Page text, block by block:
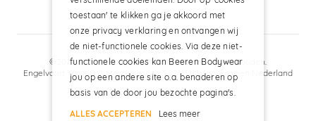
©2024 Beeren Bodywear® – alle rechten voorbehouden.
Engelvaart Tricot B.V. Mercuriusweg 3 2741TB Waddinxveen Nederland
toestaan' te klikken ga je akkoord met
onze privacy verklaring en ontvangen wij
de niet-functionele cookies. Via deze niet-
functionele cookies kan Beeren Bodywear
jou op een andere site o.a. benaderen op
basis van de door jou bezochte pagina's.
ALLES ACCEPTEREN Lees meer